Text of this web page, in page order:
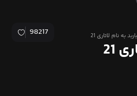
به نام لاتاری 21
98217
21